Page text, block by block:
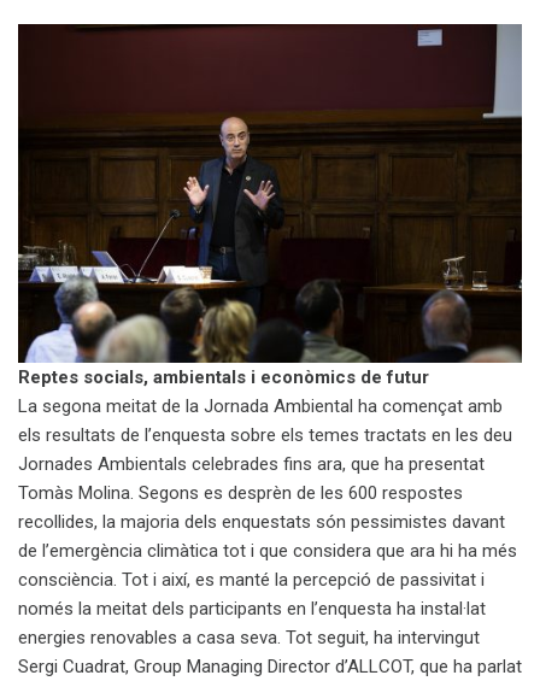
Reptes socials, ambientals i econòmics de futur
La segona meitat de la Jornada Ambiental ha començat amb
els resultats de l’enquesta sobre els temes tractats en les deu
Jornades Ambientals celebrades fins ara, que ha presentat
Tomàs Molina. Segons es desprèn de les 600 respostes
recollides, la majoria dels enquestats són pessimistes davant
de l’emergència climàtica tot i que considera que ara hi ha més
consciència. Tot i així, es manté la percepció de passivitat i
només la meitat dels participants en l’enquesta ha instal·lat
energies renovables a casa seva. Tot seguit, ha intervingut
Sergi Cuadrat, Group Managing Director d’ALLCOT, que ha parlat